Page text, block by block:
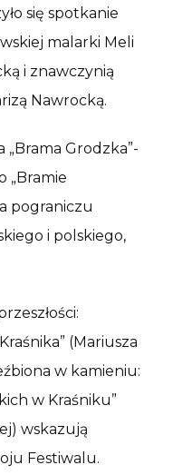
się spotkanie
malarki Meli
i znawczynią
Nawrocką.
Grodzka”-
„Bramie
pograniczu
i polskiego,
(Mariusza
w kamieniu:
w Kraśniku”
wskazują
Festiwalu.